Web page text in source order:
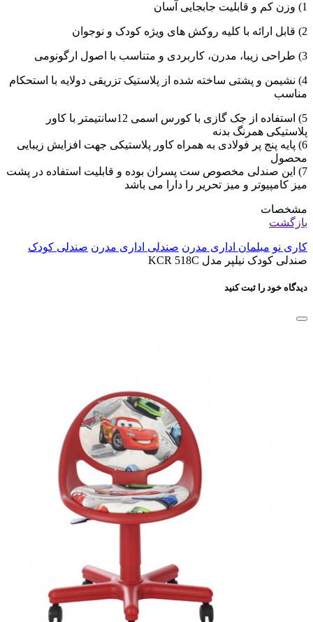
1) وزن کم و قابلیت جابجایی آسان
2) قابل ارائه با کلیه روکش های ویژه کودک و نوجوان
3) طراحی زیبا، مدرن، کاربردی و متناسب با اصول ارگونومی
4) نشیمن و پشتی ساخته شده از پلاستیک تزریقی دولایه با استحکام
مناسب
5) استفاده از جک گازی با کورس اسمی 12سانتیمتر با کاور
پلاستیکی همرنگ بدنه
6) پایه پنج پر فولادی به همراه کاور پلاستیکی جهت افزایش زیبایی
محصول
7) این صندلی مخصوص ست پسران بوده و قابلیت استفاده در پشت
میز کامپیوتر و میز تحریر را دارا می باشد
مشخصات
بازگشت
کاری نو مبلمان اداری مدرن صندلی اداری مدرن صندلی کودک
صندلی کودک نیلپر مدل KCR 518C
دیدگاه خود را ثبت کنید